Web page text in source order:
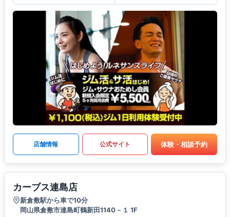
店舗情報 公式サイト 体験・相談予約
カーブス連島店
新倉敷駅から車で10分
岡山県倉敷市連島町鶴新田1140－１ 1F